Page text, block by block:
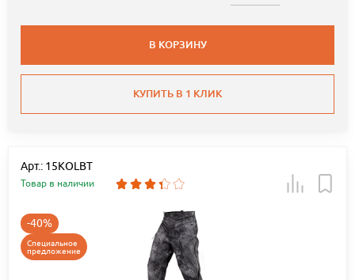
В КОРЗИНУ
КУПИТЬ В 1 КЛИК
Арт.: 15KOLBT
Товар в наличии
-40%
Специальное
предложение